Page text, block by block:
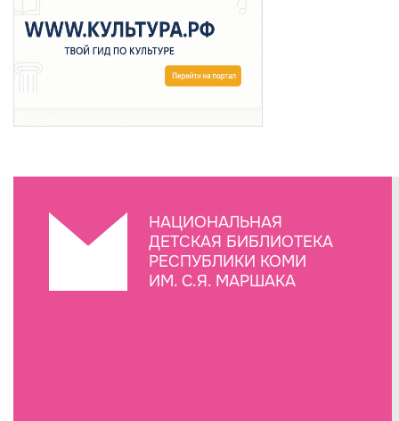
НАЦИОНАЛЬНАЯ
ДЕТСКАЯ БИБЛИОТЕКА
РЕСПУБЛИКИ КОМИ
ИМ. С.Я. МАРШАКА